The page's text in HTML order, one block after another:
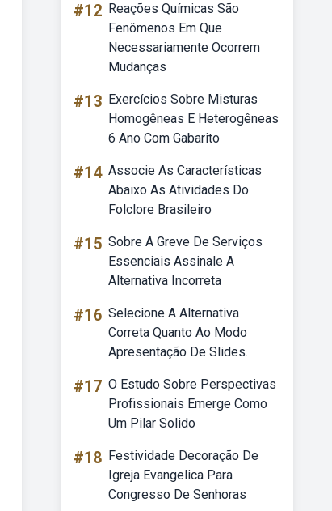
#12 Reações Químicas São
Fenômenos Em Que
Necessariamente Ocorrem
Mudanças
#13 Exercícios Sobre Misturas
Homogêneas E Heterogêneas
6 Ano Com Gabarito
#14 Associe As Características
Abaixo As Atividades Do
Folclore Brasileiro
#15 Sobre A Greve De Serviços
Essenciais Assinale A
Alternativa Incorreta
#16 Selecione A Alternativa
Correta Quanto Ao Modo
Apresentação De Slides.
#17 O Estudo Sobre Perspectivas
Profissionais Emerge Como
Um Pilar Solido
#18 Festividade Decoração De
Igreja Evangelica Para
Congresso De Senhoras